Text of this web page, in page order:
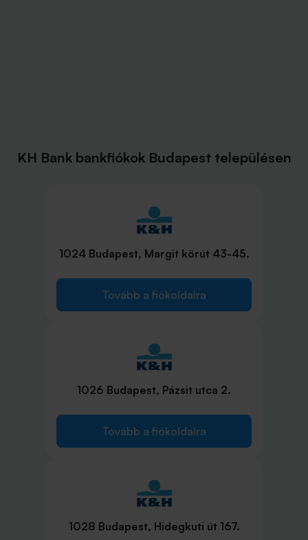
KH Bank bankfiókok Budapest településen
1024 Budapest, Margit körút 43-45.
Tovább a fiókoldalra
1026 Budapest, Pázsit utca 2.
Tovább a fiókoldalra
1028 Budapest, Hidegkuti út 167.